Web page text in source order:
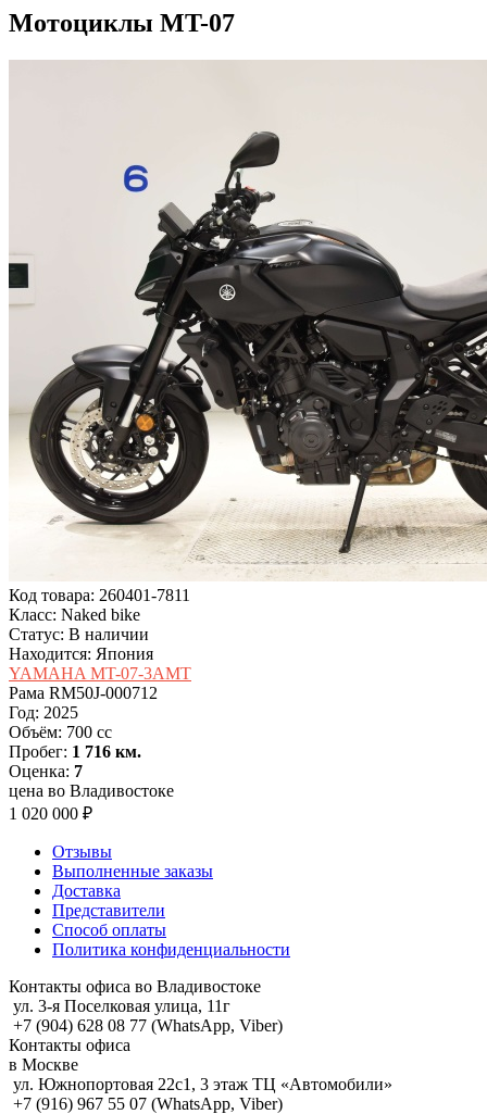
Мотоциклы MT-07
Код товара: 260401-7811
Класс: Naked bike
Статус: В наличии
Находится: Япония
YAMAHA MT-07-3AMT
Рама RM50J-000712
Год: 2025
Объём: 700 cc
Пробег: 1 716 км.
Оценка: 7
цена во Владивостоке
1 020 000 ₽
Отзывы
Выполненные заказы
Доставка
Представители
Способ оплаты
Политика конфиденциальности
Контакты офиса во Владивостоке
ул. 3-я Поселковая улица, 11г
+7 (904) 628 08 77 (WhatsApp, Viber)
Контакты офиса
в Москве
ул. Южнопортовая 22с1, 3 этаж ТЦ «Автомобили»
+7 (916) 967 55 07 (WhatsApp, Viber)